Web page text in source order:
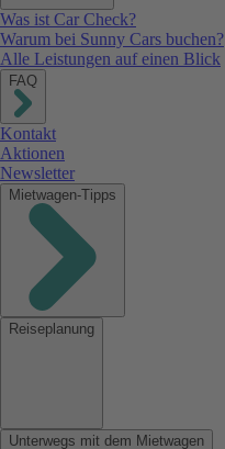
Was ist Car Check?
Warum bei Sunny Cars buchen?
Alle Leistungen auf einen Blick
FAQ
Kontakt
Aktionen
Newsletter
Mietwagen-Tipps
Reiseplanung
Unterwegs mit dem Mietwagen